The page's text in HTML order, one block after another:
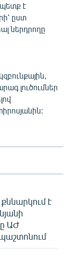
է
ըստ
ներդրողը
լուծումներ
է
ԱԺ